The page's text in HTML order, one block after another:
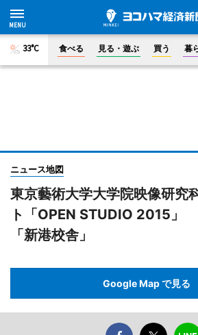
33°C 食べる 見る・遊ぶ 買う 暮
ニュース地図
東京藝術大学大学院映像研究
ト「OPEN STUDIO 2015」
「新港校舎」
Google Map で見る